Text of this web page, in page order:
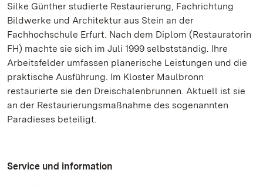
Silke Günther studierte Restaurierung, Fachrichtung
Bildwerke und Architektur aus Stein an der
Fachhochschule Erfurt. Nach dem Diplom (Restauratorin
FH) machte sie sich im Juli 1999 selbstständig. Ihre
Arbeitsfelder umfassen planerische Leistungen und die
praktische Ausführung. Im Kloster Maulbronn
restaurierte sie den Dreischalenbrunnen. Aktuell ist sie
an der Restaurierungsmaßnahme des sogenannten
Paradieses beteiligt.
Service und information